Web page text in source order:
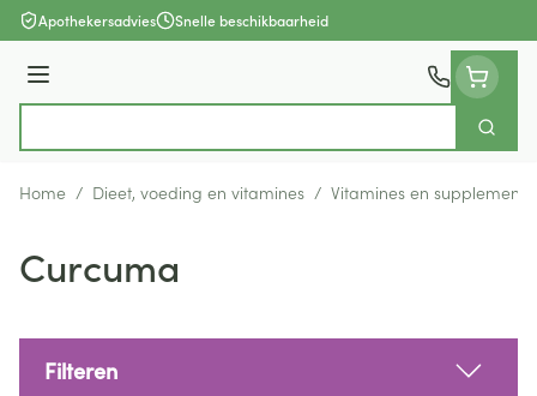
Ga naar de inhoud
Apothekersadvies Snelle beschikbaarheid
Menu
Zoek
Home / Dieet, voeding en vitamines / Vitamines en
Curcuma
Filteren